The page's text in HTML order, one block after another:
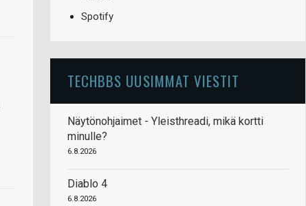
Spotify
TECHBBS UUSIMMAT VIESTIT
Näytönohjaimet - Yleisthreadi, mikä kortti
minulle?
6.8.2026
Diablo 4
6.8.2026